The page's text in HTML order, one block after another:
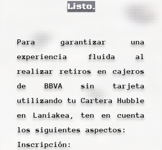
Listo.
Para garantizar una
experiencia fluida al
realizar retiros en cajeros
de BBVA sin tarjeta
utilizando tu Cartera Hubble
en Laniakea, ten en cuenta
los siguientes aspectos:
Inscripción: